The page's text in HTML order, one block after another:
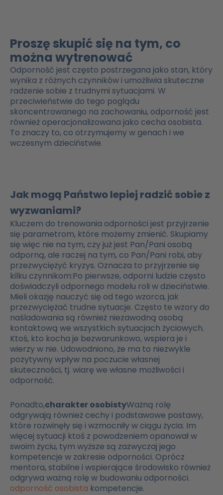
Proszę skupić się na tym, co
można wytrenować
Odporność jest często postrzegana jako stan, który
wynika z różnych czynników i umożliwia skuteczne
radzenie sobie z trudnymi sytuacjami. W
przeciwieństwie do tego poglądu
skoncentrowanego na zachowaniu, odporność jest
również operacjonalizowana jako cecha osobista.
To znaczy to, co otrzymujemy w genach i we
wczesnym dzieciństwie.
Jak mogą Państwo lepiej radzić sobie z
wyzwaniami?
Kluczem do trenowania odporności jest przyjrzenie
się parametrom, które możemy zmienić. Skupiamy
się więc nie na tym, czy już jest Pan/Pani osobą
odporną, ale raczej na tym, co Pan/Pani robi, aby
przezwyciężyć kryzys. Oznacza to przyjrzenie się
kilku czynnikom:Po pierwsze, odporni ludzie często
doświadczyli odpornego modelu roli w dzieciństwie.
Mieli okazję nauczyć się od tego wzorca, jak
przezwyciężać trudne sytuacje. Często te wzory do
naśladowania są również niezawodną osobą
kontaktową we wszystkich sytuacjach życiowych.
Ktoś, kto kocha je bezwarunkowo, wspiera je i
wierzy w nie. Udowodniono, że ma to niezwykle
pozytywny wpływ na poczucie własnej
skuteczności, tj. wiarę we własne możliwości i
odporność.
Ponadto,charakter osobistyWażną rolę
odgrywają również cechy i podstawowe postawy,
które rozwinęły się i wzmocniły w ciągu życia. Im
więcej sytuacji ktoś z powodzeniem opanował w
swoim życiu, tym wyższe są zazwyczaj jego
kompetencje w zakresie odporności. Oprócz
mentora, stabilne i wspierające środowisko również
odgrywa ważną rolę w budowaniu odporności.
odporność osobista kompetencje.